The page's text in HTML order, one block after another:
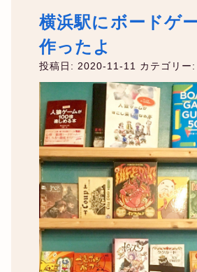
横浜駅にボードゲ
作ったよ
投稿日: 2020-11-11 カテゴリー: